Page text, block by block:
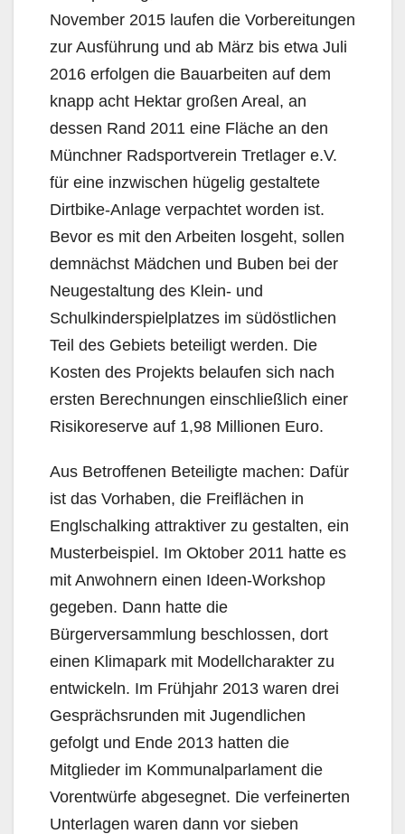
November 2015 laufen die Vorbereitungen
zur Ausführung und ab März bis etwa Juli
2016 erfolgen die Bauarbeiten auf dem
knapp acht Hektar großen Areal, an
dessen Rand 2011 eine Fläche an den
Münchner Radsportverein Tretlager e.V.
für eine inzwischen hügelig gestaltete
Dirtbike-Anlage verpachtet worden ist.
Bevor es mit den Arbeiten losgeht, sollen
demnächst Mädchen und Buben bei der
Neugestaltung des Klein- und
Schulkinderspielplatzes im südöstlichen
Teil des Gebiets beteiligt werden. Die
Kosten des Projekts belaufen sich nach
ersten Berechnungen einschließlich einer
Risikoreserve auf 1,98 Millionen Euro.
Aus Betroffenen Beteiligte machen: Dafür
ist das Vorhaben, die Freiflächen in
Englschalking attraktiver zu gestalten, ein
Musterbeispiel. Im Oktober 2011 hatte es
mit Anwohnern einen Ideen-Workshop
gegeben. Dann hatte die
Bürgerversammlung beschlossen, dort
einen Klimapark mit Modellcharakter zu
entwickeln. Im Frühjahr 2013 waren drei
Gesprächsrunden mit Jugendlichen
gefolgt und Ende 2013 hatten die
Mitglieder im Kommunalparlament die
Vorentwürfe abgesegnet. Die verfeinerten
Unterlagen waren dann vor sieben